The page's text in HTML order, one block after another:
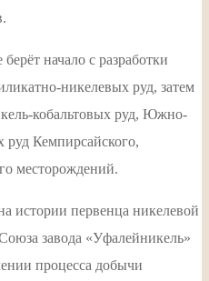
начало с разработки
никелевых руд, затем
кобальтовых руд, Южно-
Кемпирсайского,
месторождений.
истории первенца никелевой
завода «Уфалейникель»
процесса добычи